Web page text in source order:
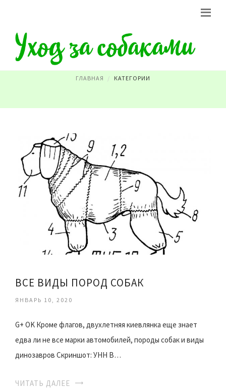
ВСЕ ПОРОДЫ СОБАК
ГЛАВНАЯ КАТЕГОРИИ
ВСЕ ВИДЫ ПОРОД СОБАК
ЯНВАРЬ 10, 2020
G+ ОK Кроме флагов, двухлетняя киевлянка еще знает
едва ли не все марки автомобилей, породы собак и виды
динозавров Скриншот: УНН В…
ЧИТАТЬ ДАЛЕЕ